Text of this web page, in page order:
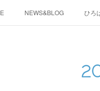
NEWS&BLOG ひろ